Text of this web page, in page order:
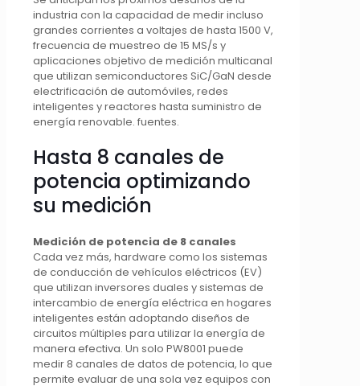
industria con la capacidad de medir incluso
grandes corrientes a voltajes de hasta 1500 V,
frecuencia de muestreo de 15 MS/s y
aplicaciones objetivo de medición multicanal
que utilizan semiconductores SiC/GaN desde
electrificación de automóviles, redes
inteligentes y reactores hasta suministro de
energía renovable. fuentes.
Hasta 8 canales de
potencia optimizando
su medición
Medición de potencia de 8 canales
Cada vez más, hardware como los sistemas
de conducción de vehículos eléctricos (EV)
que utilizan inversores duales y sistemas de
intercambio de energía eléctrica en hogares
inteligentes están adoptando diseños de
circuitos múltiples para utilizar la energía de
manera efectiva. Un solo PW8001 puede
medir 8 canales de datos de potencia, lo que
permite evaluar de una sola vez equipos con